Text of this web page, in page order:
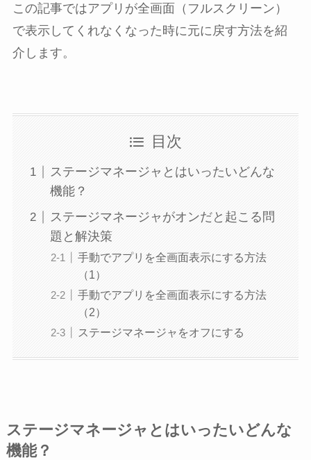
この記事ではアプリが全画面（フルスクリーン）
で表示してくれなくなった時に元に戻す方法を紹
介します。
目次
ステージマネージャとはいったいどんな
機能？
ステージマネージャがオンだと起こる問
題と解決策
手動でアプリを全画面表示にする方法
（1）
手動でアプリを全画面表示にする方法
（2）
ステージマネージャをオフにする
ステージマネージャとはいったいどんな
機能？